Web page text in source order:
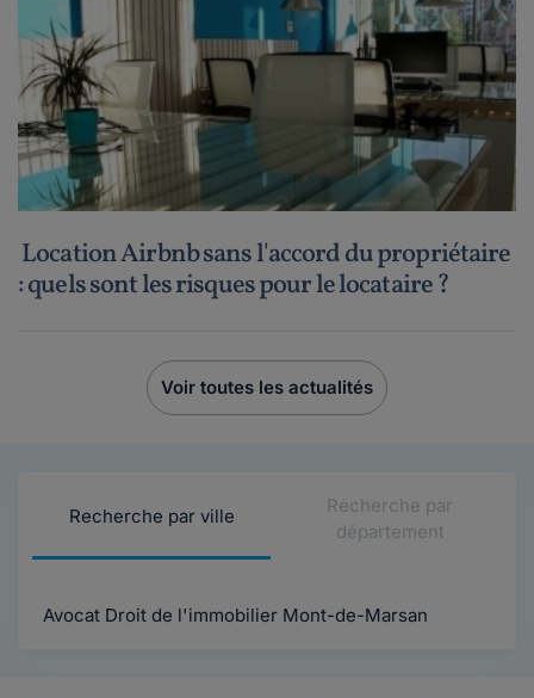
Location Airbnb sans l'accord du propriétaire
: quels sont les risques pour le locataire ?
Voir toutes les actualités
Recherche par ville
Recherche par
département
Avocat Droit de l'immobilier Mont-de-Marsan